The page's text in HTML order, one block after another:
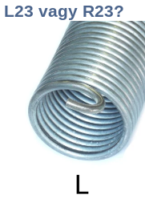
L23 vagy R23?